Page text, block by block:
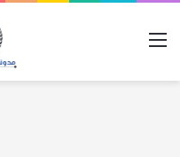
القائمة